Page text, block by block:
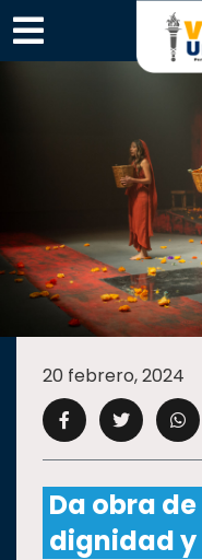
×
SECCIONES
ACADEMIA
CAMPUS UANL
CULTURA
20 febrero, 2024
Da obra de
dignidad